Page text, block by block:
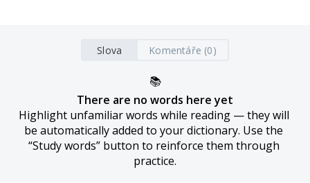
Slova Komentáře (0)
📚
There are no words here yet
Highlight unfamiliar words while reading — they will
be automatically added to your dictionary. Use the
“Study words” button to reinforce them through
practice.